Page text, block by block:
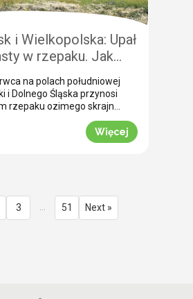
dojrzewaniem […]
i Wielkopolska: Upał
w rzepaku. Jak
plon przed samym
kombajnu?
na polach południowej
i Dolnego Śląska przynosi
rzepaku ozimego skrajne
80-83). Ostatnie opady
ogólną kondycję
wywołały jednocześnie
nasz ekspert Mariusz
desykacja rzepaku
oraz wcześniejsza
Więcej
3 51 Next »